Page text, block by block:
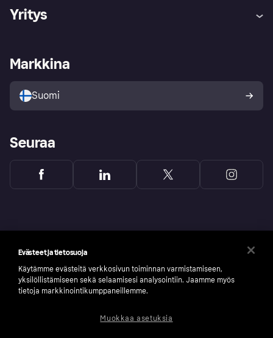
Ohje
Kirjaudu sisään
Tutustu kauppoihin
Ostajan turva
Yritys
Kirjaudu sisään yrityksenä
Markkina
Suomi
Seuraa
Evästeet ja tietosuoja
Käytämme evästeitä verkkosivun toiminnan varmistamiseen,
yksilöllistämiseen sekä selaamisesi analysointiin. Jaamme myös
tietoja markkinointikumppaneillemme.
Muokkaa asetuksia